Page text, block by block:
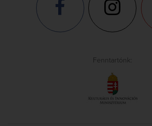
Fenntartónk: